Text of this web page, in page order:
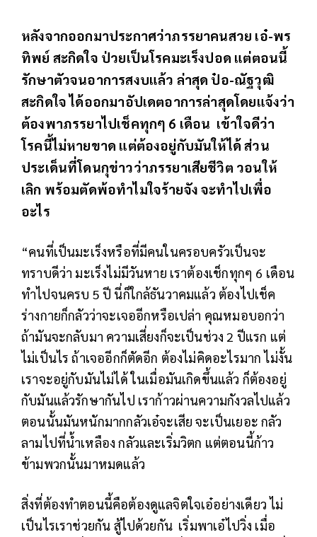
หลังจากออกมาประกาศว่าภรรยาคนสวย เอ๋-พร
ทิพย์ สะกิดใจ ป่วยเป็นโรคมะเร็งปอด แต่ตอนนี้
รักษาตัวจนอาการสงบแล้ว ล่าสุด ป๋อ-ณัฐวุฒิ
สะกิดใจ ได้ออกมาอัปเดตอาการล่าสุดโดยแจ้งว่า
ต้องพาภรรยาไปเช็คทุกๆ 6 เดือน เข้าใจดีว่า
โรคนี้ไม่หายขาด แต่ต้องอยู่กับมันให้ได้ ส่วน
ประเด็นที่โดนกุข่าวว่าภรรยาเสียชีวิต วอนให้
เลิก พร้อมตัดพ้อทำไมใจร้ายจัง จะทำไปเพื่อ
อะไร
“คนที่เป็นมะเร็งหรือที่มีคนในครอบครัวเป็นจะ
ทราบดีว่า มะเร็งไม่มีวันหาย เราต้องเช็กทุกๆ 6 เดือน
ทำไปจนครบ 5 ปี นี่ก็ใกล้ธันวาคมแล้ว ต้องไปเช็ค
ร่างกายก็กลัวว่าจะเจออีกหรือเปล่า คุณหมอบอกว่า
ถ้ามันจะกลับมา ความเสี่ยงก็จะเป็นช่วง 2 ปีแรก แต่
ไม่เป็นไร ถ้าเจออีกก็ตัดอีก ต้องไม่คิดอะไรมาก ไม่งั้น
เราจะอยู่กับมันไม่ได้ ในเมื่อมันเกิดขึ้นแล้ว ก็ต้องอยู่
กับมันแล้วรักษากันไป เราก้าวผ่านความกังวลไปแล้ว
ตอนนั้นมันหนักมากกลัวเอ๋จะเสีย จะเป็นเยอะ กลัว
ลามไปที่น้ำเหลือง กลัวและเริ่มวิตก แต่ตอนนี้ก้าว
ข้ามพวกนั้นมาหมดแล้ว
สิ่งที่ต้องทำตอนนี้คือต้องดูแลจิตใจเอ๋อย่างเดียว ไม่
เป็นไรเราช่วยกัน สู้ไปด้วยกัน เริ่มพาเอ๋ไปวิ่ง เมื่อ